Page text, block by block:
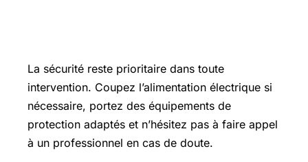
La sécurité reste prioritaire dans toute
intervention. Coupez l’alimentation électrique si
nécessaire, portez des équipements de
protection adaptés et n’hésitez pas à faire appel
à un professionnel en cas de doute.